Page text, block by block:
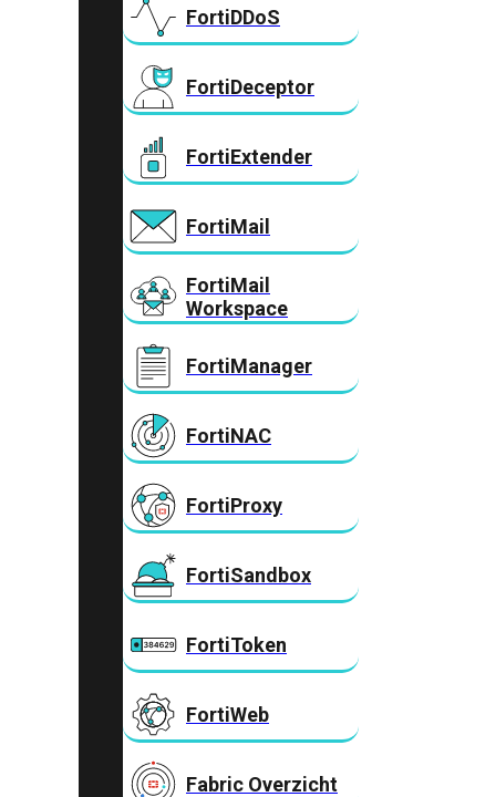
FortiDDoS
FortiDeceptor
FortiExtender
FortiMail
FortiMail
Workspace
FortiManager
FortiNAC
FortiProxy
FortiSandbox
FortiToken
FortiWeb
Fabric Overzicht